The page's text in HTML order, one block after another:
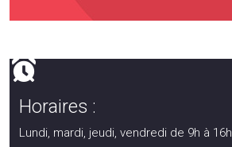
Horaires :
Lundi, mardi, jeudi, vendredi de 9h à 16h